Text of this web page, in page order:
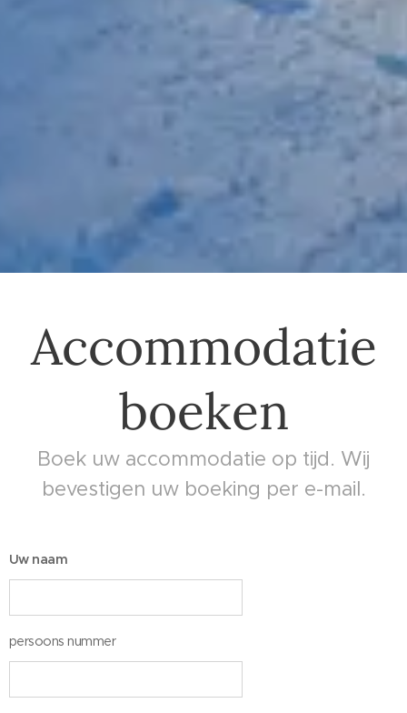
Accommodatie
boeken
Boek uw accommodatie op tijd. Wij
bevestigen uw boeking per e-mail.
Uw naam
persoons nummer